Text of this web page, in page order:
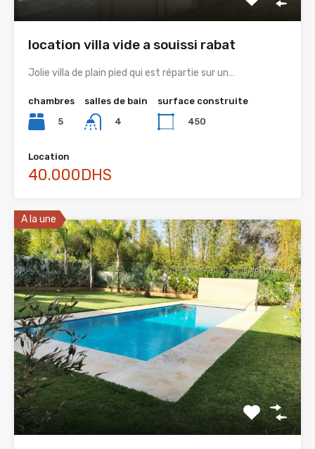
location villa vide a souissi rabat
Jolie villa de plain pied qui est répartie sur un…
chambres
5
salles de bain
4
surface construite
450
Location
40.000DHS
A la une